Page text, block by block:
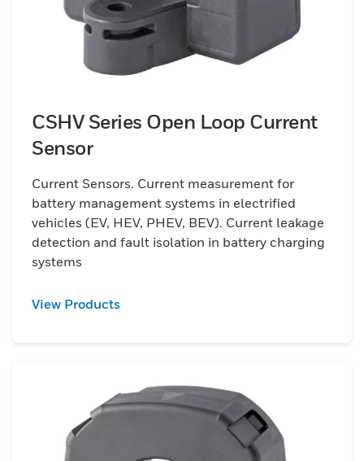
CSHV Series Open Loop Current
Sensor
Current Sensors. Current measurement for
battery management systems in electrified
vehicles (EV, HEV, PHEV, BEV). Current leakage
detection and fault isolation in battery charging
systems
View Products